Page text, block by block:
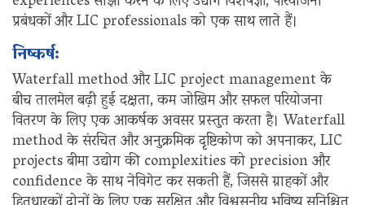
प्रबंधकों और LIC professionals को एक साथ लाते हैं।
निष्कर्ष:
Waterfall method और LIC project management के
बीच तालमेल बढ़ी हुई दक्षता, कम जोखिम और सफल परियोजना
वितरण के लिए एक आकर्षक अवसर प्रस्तुत करता है। Waterfall
method के संरचित और अनुक्रमिक दृष्टिकोण को अपनाकर, LIC
projects बीमा उद्योग की complexities को precision और
confidence के साथ नेविगेट कर सकती हैं, जिससे ग्राहकों और